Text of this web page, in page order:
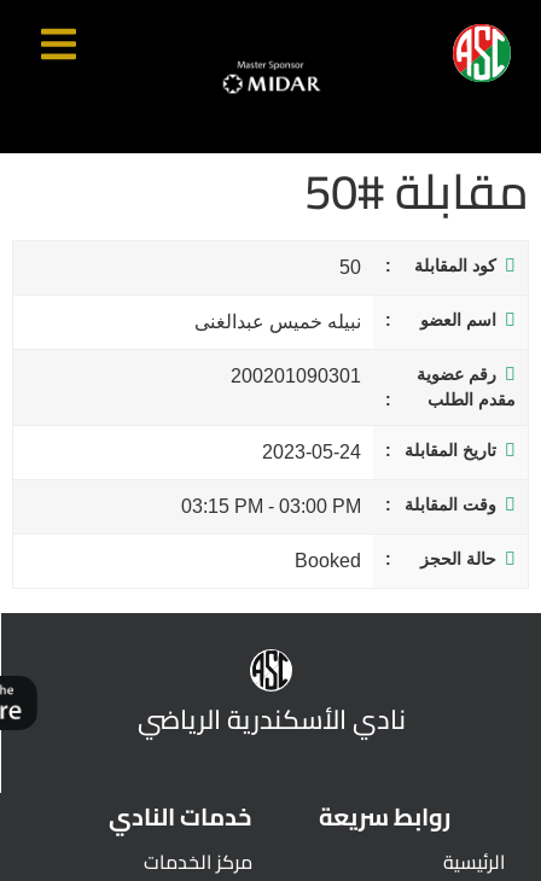
مقابلة #50
كود المقابلة 50
اسم العضو نبيله خميس عبدالغنى
رقم عضوية
مقدم الطلب
200201090301
تاريخ المقابلة 2023-05-24
وقت المقابلة 03:00 PM
-
03:15 PM
حالة الحجز Booked
نادي الأسكندرية الرياضي
روابط سريعة
الرئيسية
خدمات النادي
مركز الخدمات